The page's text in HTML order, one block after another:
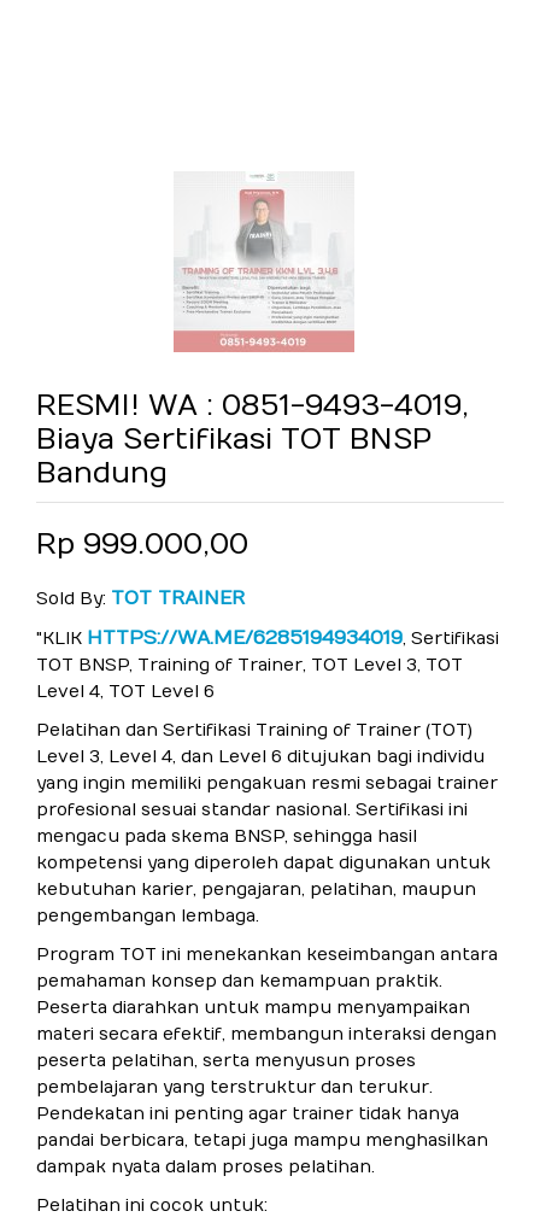
RESMI! WA : 0851-9493-4019,
Biaya Sertifikasi TOT BNSP
Bandung
Rp 999.000,00
Sold By: TOT TRAINER
"KLIK HTTPS://WA.ME/6285194934019, Sertifikasi
TOT BNSP, Training of Trainer, TOT Level 3, TOT
Level 4, TOT Level 6
Pelatihan dan Sertifikasi Training of Trainer (TOT)
Level 3, Level 4, dan Level 6 ditujukan bagi individu
yang ingin memiliki pengakuan resmi sebagai trainer
profesional sesuai standar nasional. Sertifikasi ini
mengacu pada skema BNSP, sehingga hasil
kompetensi yang diperoleh dapat digunakan untuk
kebutuhan karier, pengajaran, pelatihan, maupun
pengembangan lembaga.
Program TOT ini menekankan keseimbangan antara
pemahaman konsep dan kemampuan praktik.
Peserta diarahkan untuk mampu menyampaikan
materi secara efektif, membangun interaksi dengan
peserta pelatihan, serta menyusun proses
pembelajaran yang terstruktur dan terukur.
Pendekatan ini penting agar trainer tidak hanya
pandai berbicara, tetapi juga mampu menghasilkan
dampak nyata dalam proses pelatihan.
Pelatihan ini cocok untuk: